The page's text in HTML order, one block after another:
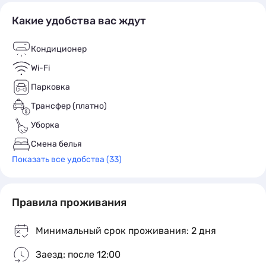
лодочками, музей истории Адлерского района,
В окрестностях есть пляжи, парк «Ривьера» с
аттракционами, океанариум Sochi Discovery World
Aquarium, Сочинский дендрарий, ущелье Ахцу,
водопад Глубокий Яр, природный
орнитологический парк.
Какие удобства вас ждут
Кондиционер
Wi-Fi
Парковка
Трансфер (платно)
Уборка
Смена белья
Показать все удобства (33)
Правила проживания
Минимальный срок проживания: 2 дня
Заезд: после 12:00